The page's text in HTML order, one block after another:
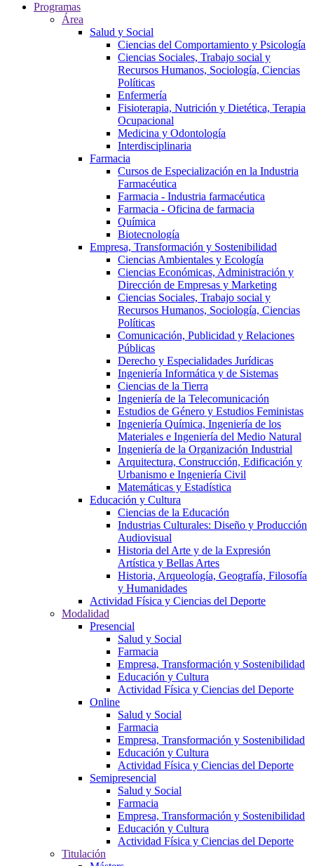
Programas
Área
Salud y Social
Ciencias del Comportamiento y Psicología
Ciencias Sociales, Trabajo social y
Recursos Humanos, Sociología, Ciencias
Políticas
Enfermería
Fisioterapia, Nutrición y Dietética, Terapia
Ocupacional
Medicina y Odontología
Interdisciplinaria
Farmacia
Cursos de Especialización en la Industria
Farmacéutica
Farmacia - Industria farmacéutica
Farmacia - Oficina de farmacia
Química
Biotecnología
Empresa, Transformación y Sostenibilidad
Ciencias Ambientales y Ecología
Ciencias Económicas, Administración y
Dirección de Empresas y Marketing
Ciencias Sociales, Trabajo social y
Recursos Humanos, Sociología, Ciencias
Políticas
Comunicación, Publicidad y Relaciones
Públicas
Derecho y Especialidades Jurídicas
Ingeniería Informática y de Sistemas
Ciencias de la Tierra
Ingeniería de la Telecomunicación
Estudios de Género y Estudios Feministas
Ingeniería Química, Ingeniería de los
Materiales e Ingeniería del Medio Natural
Ingeniería de la Organización Industrial
Arquitectura, Construcción, Edificación y
Urbanismo e Ingeniería Civil
Matemáticas y Estadística
Educación y Cultura
Ciencias de la Educación
Industrias Culturales: Diseño y Producción
Audiovisual
Historia del Arte y de la Expresión
Artística y Bellas Artes
Historia, Arqueología, Geografía, Filosofía
y Humanidades
Actividad Física y Ciencias del Deporte
Modalidad
Presencial
Salud y Social
Farmacia
Empresa, Transformación y Sostenibilidad
Educación y Cultura
Actividad Física y Ciencias del Deporte
Online
Salud y Social
Farmacia
Empresa, Transformación y Sostenibilidad
Educación y Cultura
Actividad Física y Ciencias del Deporte
Semipresencial
Salud y Social
Farmacia
Empresa, Transformación y Sostenibilidad
Educación y Cultura
Actividad Física y Ciencias del Deporte
Titulación